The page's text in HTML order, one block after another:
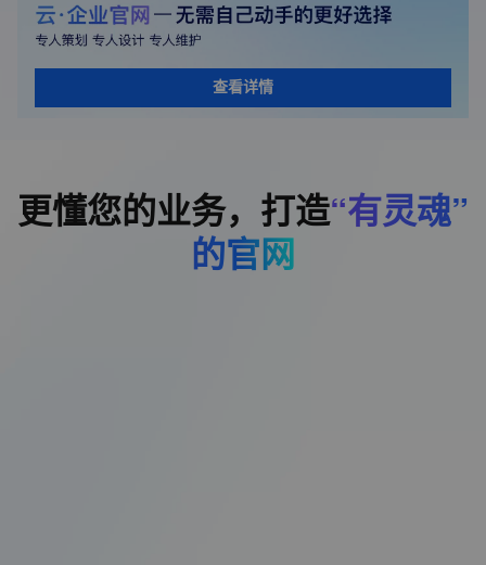
查看详情
更懂您的业务，打造“有灵魂”
的官网